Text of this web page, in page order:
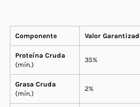
Componente Valor
Proteína Cruda
(mín.)
35%
Grasa Cruda
(mín.)
2%